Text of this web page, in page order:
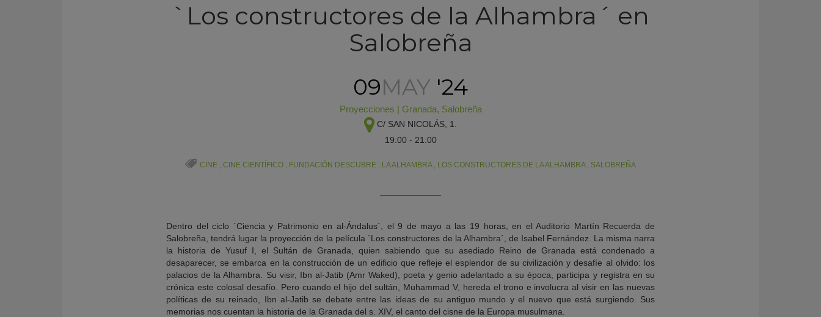
`Los constructores de la Alhambra´ en
Salobreña
09MAY '24
Proyecciones | Granada, Salobreña
C/ SAN NICOLÁS, 1.
19:00 - 21:00
CINE , CINE CIENTÍFICO , FUNDACIÓN DESCUBRE , LA ALHAMBRA, LOS CONSTRUCTORES DE LA ALHAMBRA, SALOBREÑA
Dentro del ciclo `Ciencia y Patrimonio en al-Ándalus´, el 9 de mayo a las 19 horas, en el Auditorio Martín Recuerda de
Salobreña, tendrá lugar la proyección de la película `Los constructores de la Alhambra´, de Isabel Fernández. La misma narra
la historia de Yusuf I, el Sultán de Granada, quien sabiendo que su asediado Reino de Granada está condenado a
desaparecer, se embarca en la construcción de un edificio que refleje el esplendor de su civilización y desafíe al olvido: los
palacios de la Alhambra. Su visir, Ibn al-Jatib (Amr Waked), poeta y genio adelantado a su época, participa y registra en su
crónica este colosal desafío. Pero cuando el hijo del sultán, Muhammad V, hereda el trono e involucra al visir en las nuevas
políticas de su reinado, Ibn al-Jatib se debate entre las ideas de su antiguo mundo y el nuevo que está surgiendo. Sus
memorias nos cuentan la historia de la Granada del s. XIV, el canto del cisne de la Europa musulmana.